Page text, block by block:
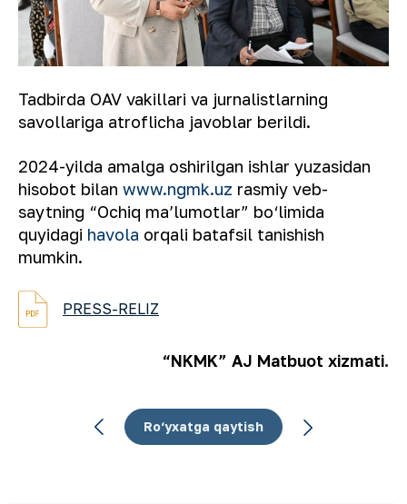
Tadbirda OAV vakillari va jurnalistlarning
savollariga atroflicha javoblar berildi.
2024-yilda amalga oshirilgan ishlar yuzasidan
hisobot bilan www.ngmk.uz rasmiy veb-
saytning “Ochiq ma’lumotlar” bo‘limida
quyidagi havola orqali batafsil tanishish
mumkin.
PRESS-RELIZ
“NKMK” AJ Matbuot xizmati.
Ro‘yxatga qaytish